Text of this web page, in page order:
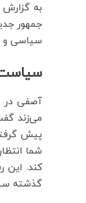
به گزارش
جمهور
سیاسی و
آصفی در
می‌زند
پیش
شما
کند. این
گذشته